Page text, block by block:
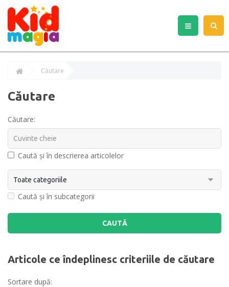
Căutare
Căutare
Căutare:
Caută și în descrierea articolelor
Caută și în subcategorii
Articole ce îndeplinesc criteriile de căutare
Sortare după: